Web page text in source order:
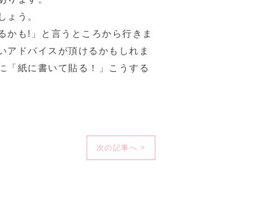
ょう。
かも!」と言うところから行きま
ドバイスが頂けるかもしれま
「紙に書いて貼る！」こうする
次の記事へ >